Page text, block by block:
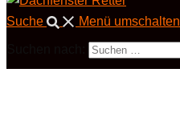
Suche Menü umschalten